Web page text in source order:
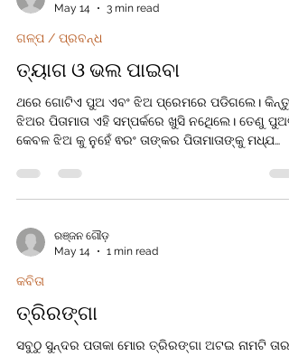
May 14
3 min read
ଗଳ୍ପ / ପ୍ରବନ୍ଧ
ତ୍ୟାଗ ଓ ଭଲ ପାଇବା
ଥରେ ଗୋଟିଏ ପୁଅ ଏବଂ ଝିଅ ପ୍ରେମରେ ପଡିଗଲେ। କିନ୍ତୁ
ଝିଅର ପିତାମାତା ଏହି ସମ୍ପର୍କରେ ଖୁସି ନଥିେଲେ। ତେଣୁ ପୁଅଟି
କେବଳ ଝିଅ କୁ ନୁହେଁ ଵରଂ ତାଙ୍କର ପିତାମାତାଙ୍କୁ ମଧ୍ଯ
ଅନୁଭବ କଲେ ଯେ ସେ ଜଣେ ଉତ୍ତମ ବ୍ଯକ୍ତି ଏବଂ
ସେମାନଙ୍କ ବିବାହ ପାଇଁ ମଧ୍ଯ ରାଜି ହୋଇଗଲେ।
ସମସ୍ୟା ଉପୁଜିଲା। ପୁଅଟି Army ରେ ଥିଲା, ଏଵଂ ଖୁବ୍
ଯୁଦ୍ଧ ଆରମ୍ଭ ହେଲା, ତେଣୁ ତାଙ୍କୁ ଏକ ବର୍ଷ ପାଇଁ ବିଦେଶ
ରଞ୍ଜନ ଗୌଡ଼
May 14
1 min read
କବିତା
ତ୍ରିରଙ୍ଗା
ସବୁଠୁ ସୁନ୍ଦର ପତାକା ମୋର ତ୍ରିରଙ୍ଗା ଅଟଇ ନାମଟି ତାର